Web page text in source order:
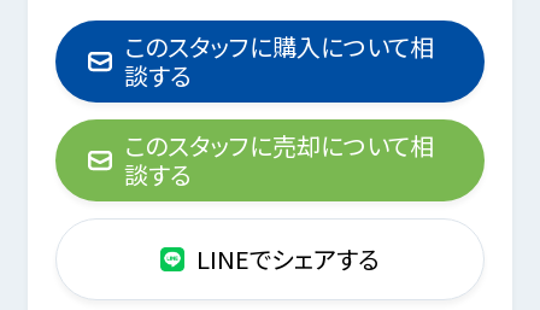
このスタッフに購入について相
談する
このスタッフに売却について相
談する
LINEでシェアする